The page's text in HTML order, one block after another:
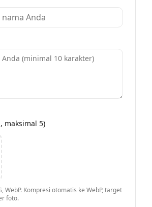
maksimal 5)
WebP. Kompresi otomatis ke WebP, target
foto.